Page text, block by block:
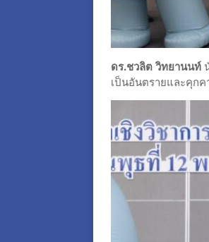
ดร.ชวลิต วิทยานนท์
เป็นอันตรายและคุก